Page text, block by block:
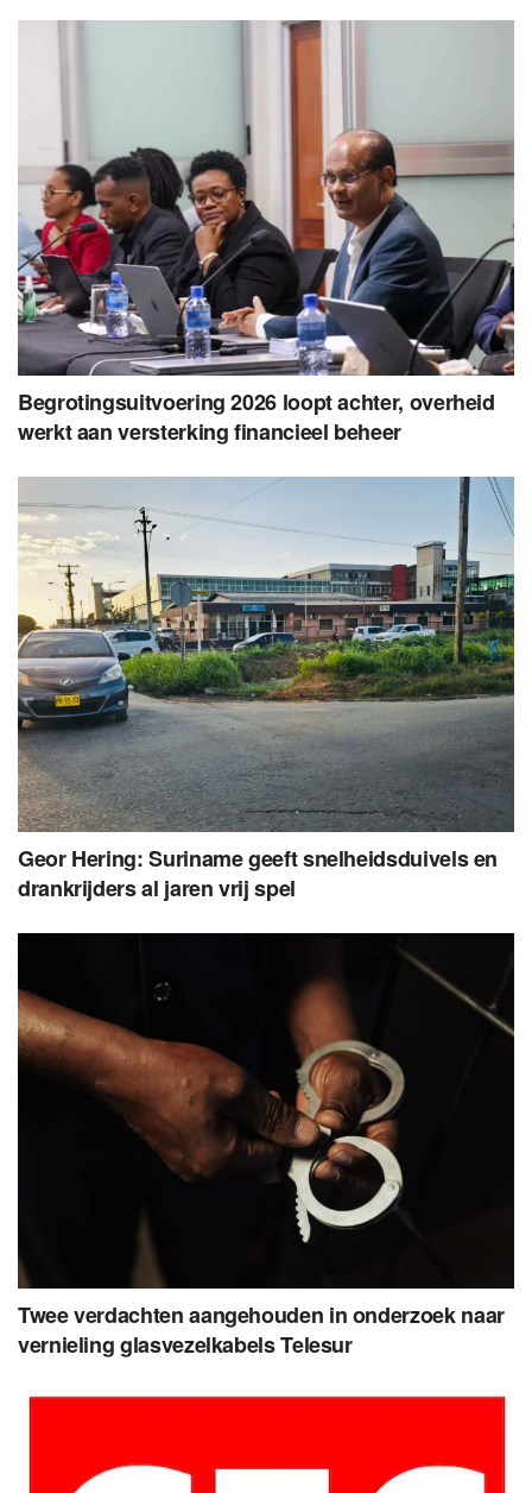
Begrotingsuitvoering 2026 loopt achter, overheid
werkt aan versterking financieel beheer
Geor Hering: Suriname geeft snelheidsduivels en
drankrijders al jaren vrij spel
Twee verdachten aangehouden in onderzoek naar
vernieling glasvezelkabels Telesur